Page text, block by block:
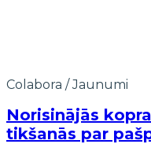
Colabora /Jaunumi
Norisinājās
tikšanās par